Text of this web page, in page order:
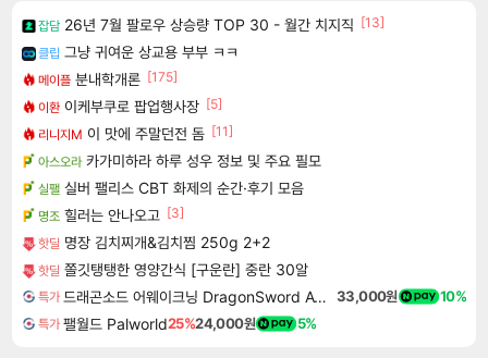
잡담 26년 7월 팔로우 상승량 TOP 30 - 월간 치지직 [13]
클립 그냥 귀여운 상교용 부부 ㅋㅋ
메이플 분내학개론 [175]
이환 이케부쿠로 팝업행사장 [5]
리니지M 이 맛에 주말던전 돔 [11]
아스오라 카가미하라 하루 성우 정보 및 주요 필모
실팰 실버 팰리스 CBT 화제의 순간·후기 모음
명조 힐러는 안나오고 [3]
핫딜 명장 김치찌개&김치찜 250g 2+2
핫딜 쫄깃탱탱한 영양간식 [구운란] 중란 30알
특가 드래곤소드 어웨이크닝 DragonSword Awakening 33,000원 10%
특가 팰월드 Palworld25%24,000원 5%